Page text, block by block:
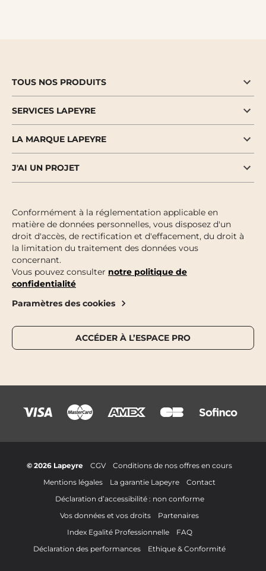
TOUS NOS PRODUITS
SERVICES LAPEYRE
LA MARQUE LAPEYRE
J'AI UN PROJET
Conformément à la réglementation applicable en
matière de données personnelles, vous disposez d'un
droit d'accès, de rectification et d'effacement, du droit à
la limitation du traitement des données vous
concernant.
Vous pouvez consulter notre politique de
confidentialité
Paramètres des cookies
ACCÉDER À L’ESPACE PRO
© 2026 Lapeyre CGV
Conditions de nos offres en cours
Mentions légales
La garantie Lapeyre
Contact
Déclaration d’accessibilité : non conforme
Vos données et vos droits
Partenaires
Index Egalité Professionnelle
FAQ
Déclaration des performances
Ethique & Conformité